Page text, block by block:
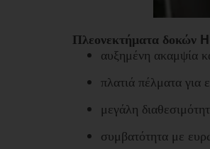
Πλεονεκτήματα δοκών
αυξημένη ακαμψία
πλατιά πέλματα για
μεγάλη
συμβατότητα με